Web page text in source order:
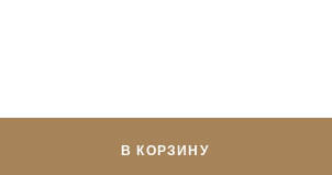
В КОРЗИНУ